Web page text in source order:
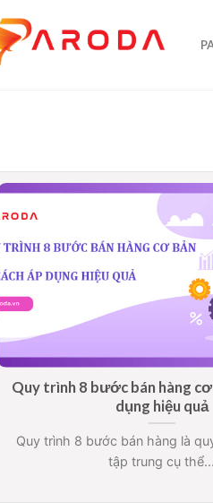
Quy trình 8 bước bán hàng cơ
dụng hiệu quả
Quy trình 8 bước bán hàng là
tập trung cụ thể...